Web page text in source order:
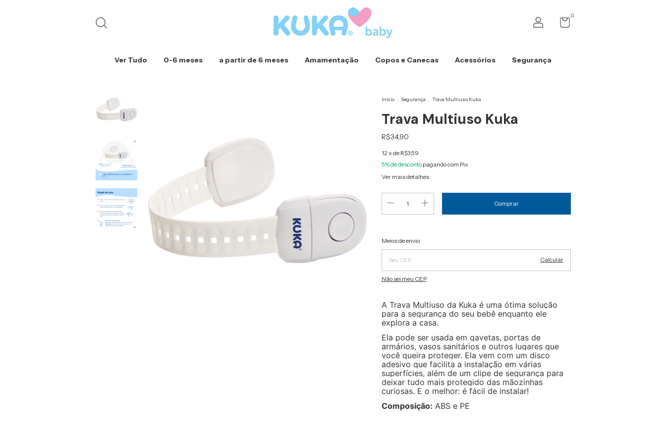
0
Ver Tudo 0-6 meses a partir de 6 meses Amamentação Copos e Canecas Acessórios Segurança
Início Segurança Trava Multiuso Kuka
Trava Multiuso Kuka
R$34,90
12 x de R$3,59
5% de descontopagando com Pix
Ver mais detalhes
Entregas para o CEP:
Meios de envio
Calcular
Não sei meu CEP
A Trava Multiuso da Kuka é uma ótima solução
para a segurança do seu bebê enquanto ele
explora a casa.
Ela pode ser usada em gavetas, portas de
armários, vasos sanitários e outros lugares que
você queira proteger. Ela vem com um disco
adesivo que facilita a instalação em várias
superfícies, além de um clipe de segurança para
deixar tudo mais protegido das mãozinhas
curiosas. E o melhor: é fácil de instalar!
Composição: ABS e PE